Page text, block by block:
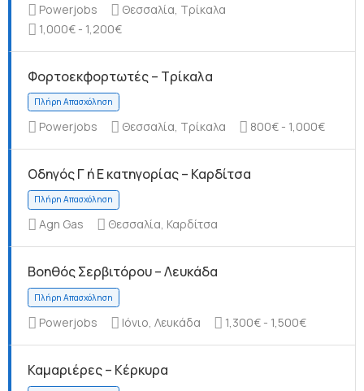
Πλήρη Απασχόληση
Πλήρη Απασχόληση
Powerjobs
Θεσσαλία, Τρίκαλα
1,000€ - 1,200€
Φορτοεκφορτωτές – Τρίκαλα
Πλήρη Απασχόληση
Powerjobs Θεσσαλία, Τρίκαλα 800€ - 1,000€
Οδηγός Γ ή Ε κατηγορίας – Καρδίτσα
Agn Gas Θεσσαλία, Καρδίτσα
Βοηθός Σερβιτόρου – Λευκάδα
Powerjobs Ιόνιο, Λευκάδα 1,300€ - 1,500€
Καμαριέρες – Κέρκυρα